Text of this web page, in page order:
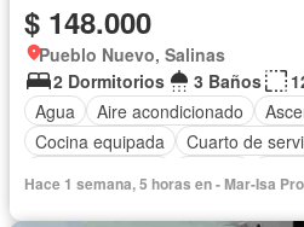
$ 148.000
Pueblo Nuevo, Salinas
2 Dormitorios
3 Baños
Agua
Aire acondicionado
Cocina equipada
Cuarto de
Completamente
Hace 1 semana, 5 horas en - Mar-Isa